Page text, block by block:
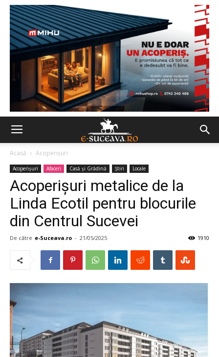
Acasă Acoperișuri
Acoperișuri Afaceri Casă şi Grădină Ştiri Locale
Acoperişuri metalice de la
Linda Ecotil pentru blocurile
din Centrul Sucevei
De către e-Suceava.ro - 21/05/2025 1910